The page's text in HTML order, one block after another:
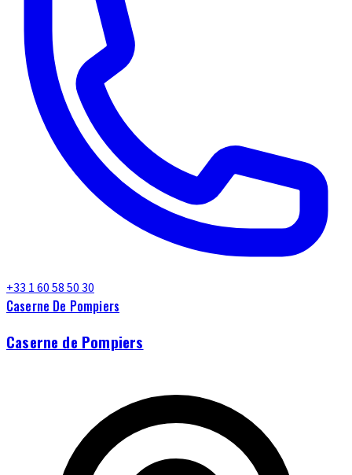
+33 1 60 58 50 30
Caserne De Pompiers
Caserne de Pompiers